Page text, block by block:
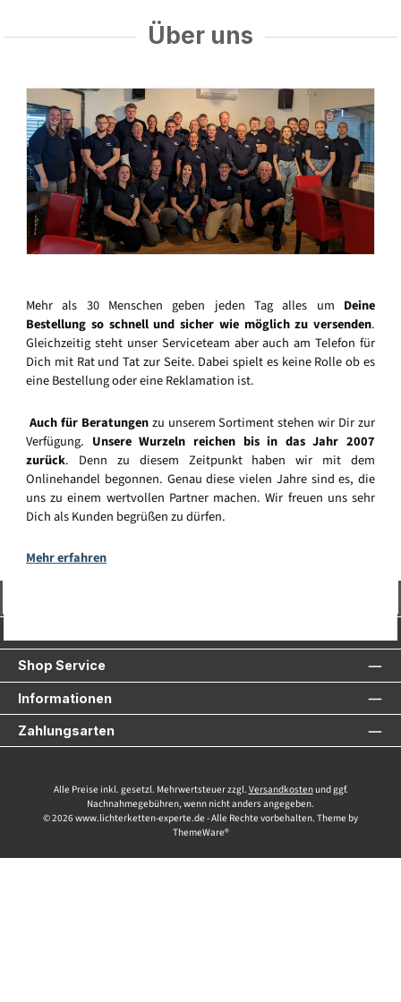
Über uns
Mehr als 30 Menschen geben jeden Tag alles um Deine
Bestellung so schnell und sicher wie möglich zu versenden.
Gleichzeitig steht unser Serviceteam aber auch am Telefon für
Dich mit Rat und Tat zur Seite. Dabei spielt es keine Rolle ob es
eine Bestellung oder eine Reklamation ist.
Auch für Beratungenzu unserem Sortiment stehen wir Dir zur
Verfügung. Unsere Wurzeln reichen bis in das Jahr 2007
zurück. Denn zu diesem Zeitpunkt haben wir mit dem
Onlinehandel begonnen. Genau diese vielen Jahre sind es, die
uns zu einem wertvollen Partner machen. Wir freuen uns sehr
Dich als Kunden begrüßen zu dürfen.
Mehr erfahren
Shop Service
Informationen
Zahlungsarten
Alle Preise inkl. gesetzl. Mehrwertsteuer zzgl. Versandkostenund ggf.
Nachnahmegebühren, wenn nicht anders angegeben.
© 2026 www.lichterketten-experte.de - Alle Rechte vorbehalten. Theme by
ThemeWare®